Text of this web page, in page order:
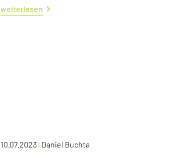
weiterlesen
10.07.2023| Daniel Buchta